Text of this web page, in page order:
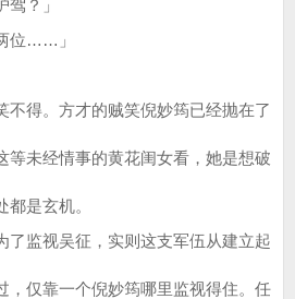
？」
位……」
得。方才的贼笑倪妙筠已经抛在了
等未经情事的黄花闺女看，她是想破
是玄机。
监视吴征，实则这支军伍从建立起
，仅靠一个倪妙筠哪里监视得住。任